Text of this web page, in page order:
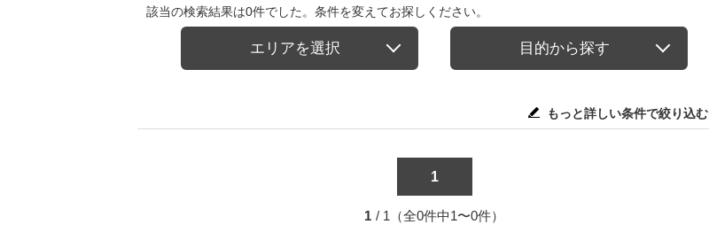
該当の検索結果は0件でした。条件を変えてお探しください。
エリアを選択 目的から探す
もっと詳しい条件で絞り込む
1
1 / 1（全0件中1〜0件）